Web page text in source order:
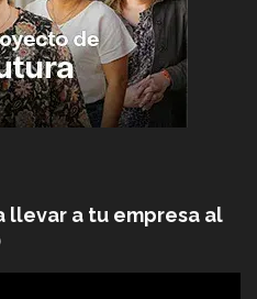
llevar a tu empresa al